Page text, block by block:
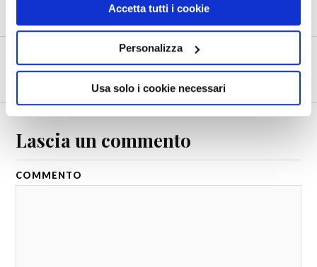
Accetta tutti i cookie
Personalizza
Usa solo i cookie necessari
Europa. Italia. Albenga. 3
Europa. Italia. Albenga. 1
Lascia un commento
COMMENTO